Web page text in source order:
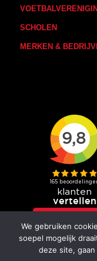
SCHOLEN
MERKEN &
We gebruiken
soepel mogelijk
deze site,